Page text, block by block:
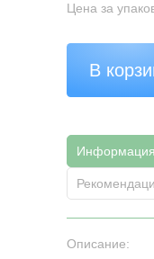
Цена за
В
Описание: